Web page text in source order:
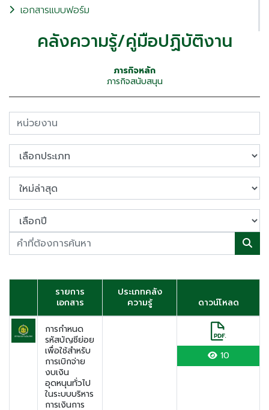
เอกสารแบบฟอร์ม
คลังความรู้/คู่มือปฏิบัติงาน
ภารกิจหลัก
ภารกิจสนับสนุน
รายการ
เอกสาร
ประเภทคลัง
ความรู้
ดาวน์โหลด
การกำหนด
รหัสบัญชีย่อย
เพื่อใช้สำหรับ
การเบิกจ่าย
งบเงิน
อุดหนุนทั่วไป
ในระบบบริหาร
การเงินการ
10